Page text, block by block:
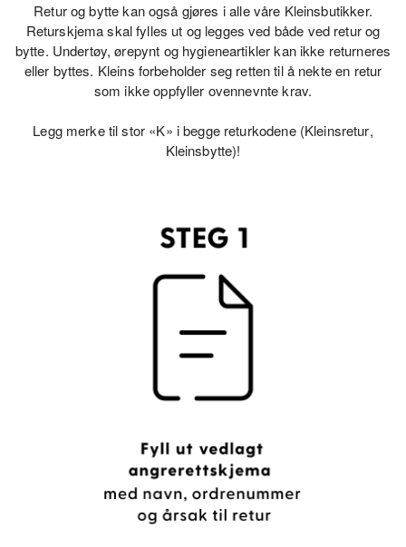
Retur og bytte kan også gjøres i alle våre Kleinsbutikker.
Returskjema skal fylles ut og legges ved både ved retur og
bytte. Undertøy, ørepynt og hygieneartikler kan ikke returneres
eller byttes. Kleins forbeholder seg retten til å nekte en retur
som ikke oppfyller ovennevnte krav.
Legg merke til stor «K» i begge returkodene (Kleinsretur,
Kleinsbytte)!